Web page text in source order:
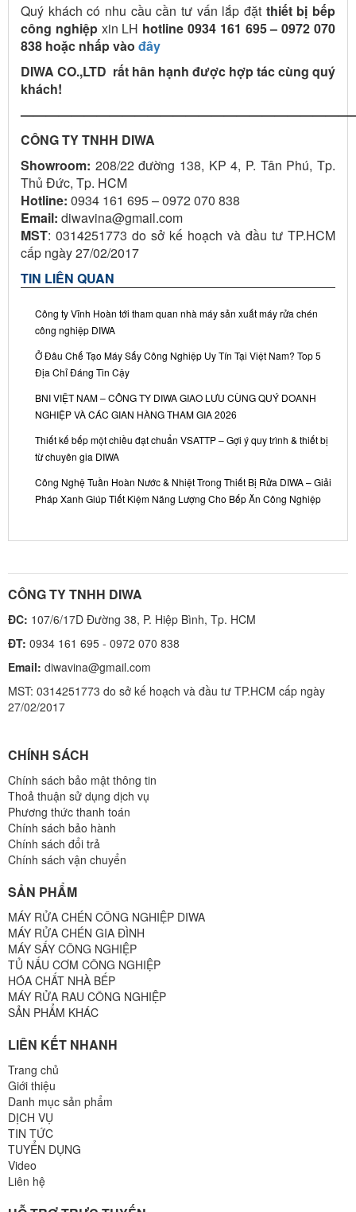
Quý khách có nhu cầu cần tư vấn lắp đặt thiết bị bếp
công nghiệp xin LH hotline 0934 161 695 – 0972 070
838 hoặc nhấp vào đây
DIWA CO.,LTD rất hân hạnh được hợp tác cùng quý
khách!
CÔNG TY TNHH DIWA
Showroom: 208/22 đường 138, KP 4, P. Tân Phú, Tp.
Thủ Đức, Tp. HCM
Hotline: 0934 161 695 – 0972 070 838
Email: diwavina@gmail.com
MST: 0314251773 do sở kế hoạch và đầu tư TP.HCM
cấp ngày 27/02/2017
TIN LIÊN QUAN
Công ty Vĩnh Hoàn tới tham quan nhà máy sản xuất máy rửa chén
công nghiệp DIWA
Ở Đâu Chế Tạo Máy Sấy Công Nghiệp Uy Tín Tại Việt Nam? Top 5
Địa Chỉ Đáng Tin Cậy
BNI VIỆT NAM – CÔNG TY DIWA GIAO LƯU CÙNG QUÝ DOANH
NGHIỆP VÀ CÁC GIAN HÀNG THAM GIA 2026
Thiết kế bếp một chiều đạt chuẩn VSATTP – Gợi ý quy trình & thiết bị
từ chuyên gia DIWA
Công Nghệ Tuần Hoàn Nước & Nhiệt Trong Thiết Bị Rửa DIWA – Giải
Pháp Xanh Giúp Tiết Kiệm Năng Lượng Cho Bếp Ăn Công Nghiệp
CÔNG TY TNHH DIWA
ĐC: 107/6/17D Đường 38, P. Hiệp Bình, Tp. HCM
ĐT: 0934 161 695 - 0972 070 838
Email: diwavina@gmail.com
MST: 0314251773 do sở kế hoạch và đầu tư TP.HCM cấp ngày
27/02/2017
CHÍNH SÁCH
Chính sách bảo mật thông tin
Thoả thuận sử dụng dịch vụ
Phương thức thanh toán
Chính sách bảo hành
Chính sách đổi trả
Chính sách vận chuyển
SẢN PHẨM
MÁY RỬA CHÉN CÔNG NGHIỆP DIWA
MÁY RỬA CHÉN GIA ĐÌNH
MÁY SẤY CÔNG NGHIỆP
TỦ NẤU CƠM CÔNG NGHIỆP
HÓA CHẤT NHÀ BẾP
MÁY RỬA RAU CÔNG NGHIỆP
SẢN PHẨM KHÁC
LIÊN KẾT NHANH
Trang chủ
Giới thiệu
Danh mục sản phẩm
DỊCH VỤ
TIN TỨC
TUYỂN DỤNG
Video
Liên hệ